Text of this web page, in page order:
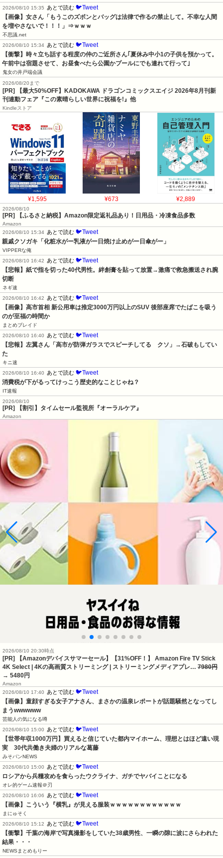
2026/08/10 15:35
あとで読む 🐦Tweet
【画像】女さん「もうこのズボンとバッグは法律で作るの禁止して。不幸な人間
を増やさないで！！！」⇒ｗｗｗ
不思議.net
2026/08/10 15:34 あとで読む 🐦Tweet
【衝撃】時々立ち話する程度の仲のご近所さん｢夏休み中小1の子供を預かって。
午前中は宿題させて、お昼食べたら公園かプールにでも連れて行って｣
鬼女の井戸端会議
2026/08/20まで
[PR] 【最大50%OFF】KADOKAWA ドラゴンコミックスエイジ 2026年8月刊新
刊連動フェア『この素晴らしい世界に祝福を!』他
Kindleストア
¥1,595 ¥673 ¥2,889
2026/08/10
[PR] 【ふるさと納税】Amazon限定返礼品あり！日用品・冷凍食品多数
Amazon
2026/08/10 15:34 あとで読む 🐦Tweet
親戚クソガキ「化粧水がー乳液がー日焼け止めがー日傘がー」
VIPPERな俺
2026/08/10 16:42 あとで読む 🐦Tweet
【悲報】紙で指を切った40代男性。絆創膏を貼って放置→激痛で救急搬送され腕
切断
ネギ速
2026/08/10 16:42 あとで読む 🐦Tweet
【画像】高市首相 新公用車は推定3000万円以上のSUV 後部座席でたばこを吸う
のが至福の時間か
まとめブレイド
2026/08/10 16:40 あとで読む 🐦Tweet
【悲報】左翼さん「高市が防弾ガラスでスピーチしてる　クソ」→石破もしてい
た
キニ速
2026/08/10 16:40 あとで読む 🐦Tweet
消費税が下がるってけっこう歴史的なことじゃね？
IT速報
2026/08/10
[PR] 【割引】タイムセール監視所『オーラルケア』
Amazon
2026/08/10 20:30時点
[PR] 【Amazonデバイスサマーセール】【31%OFF！】 Amazon Fire TV Stick
4K Select | 4Kの高画質ストリーミング | ストリーミングメディアプレ… 7980円
→ 5480円
Amazon
2026/08/10 17:40 あとで読む 🐦Tweet
【画像】童顔すぎる女子アナさん、まさかの温泉レポートが話題騒然となってし
まうwwwwww
芸能人の気になる噂
2026/08/10 15:00 あとで読む 🐦Tweet
【世帯年収1000万円】買えると信じていた都内マイホーム、理想とはほど遠い現
実　30代共働き夫婦のリアルな葛藤
みそパンNEWS
2026/08/10 15:00 あとで読む 🐦Tweet
ロシアから兵糧攻めを食らったウクライナ、ガチでヤバイことになる
オレ的ゲーム速報＠刃
2026/08/10 16:06 あとで読む 🐦Tweet
【画像】こういう『横乳』が見える服装ｗｗｗｗｗｗｗｗｗｗｗｗ
まにゅそく
2026/08/10 15:12 あとで読む 🐦Tweet
【衝撃】千葉の海岸で写真撮影をしていた38歳男性、一瞬の隙に波にさらわれた
結果・・・
NEWSまとめもりー